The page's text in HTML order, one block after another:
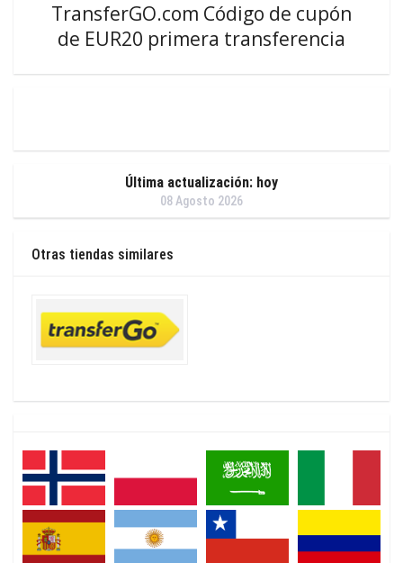
TransferGO.com Código de cupón
de EUR20 primera transferencia
Última actualización: hoy
08 Agosto 2026
Otras tiendas similares